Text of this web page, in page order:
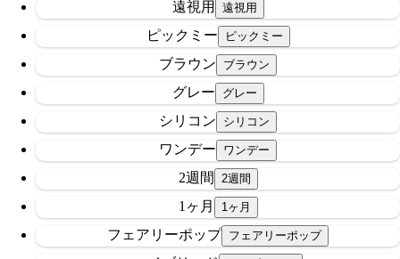
遠視用
ピックミー
ブラウン
グレー
シリコン
ワンデー
2週間
1ヶ月
フェアリーポップ